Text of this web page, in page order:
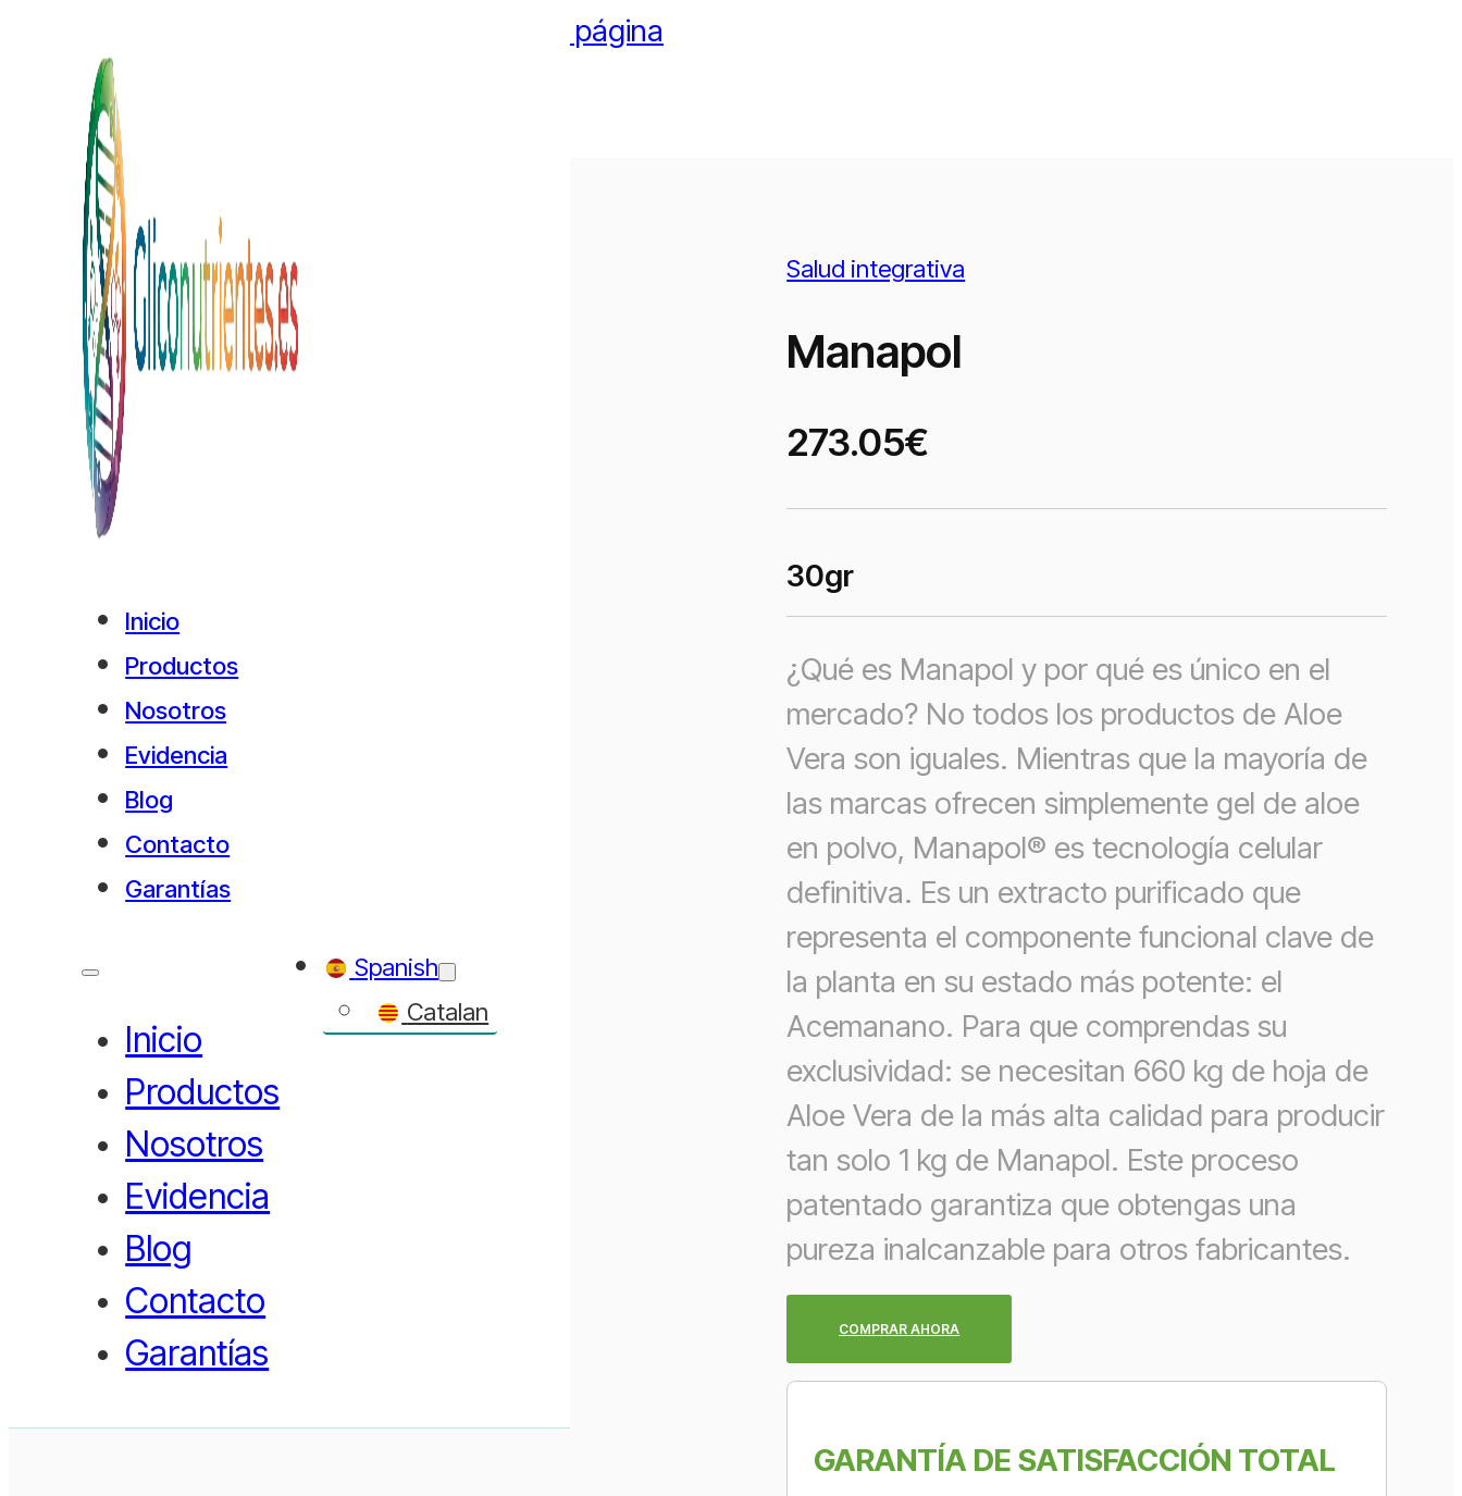
Saltar al pie de página
Inicio
Productos
Nosotros
Evidencia
Blog
Contacto
Garantías
Inicio
Productos
Nosotros
Evidencia
Blog
Contacto
Garantías
Spanish
Catalan
Salud integrativa
Manapol
273.05€
30gr
¿Qué es Manapol y por qué es único en el
mercado? No todos los productos de Aloe
Vera son iguales. Mientras que la mayoría de
las marcas ofrecen simplemente gel de aloe
en polvo, Manapol® es tecnología celular
definitiva. Es un extracto purificado que
representa el componente funcional clave de
la planta en su estado más potente: el
Acemanano. Para que comprendas su
exclusividad: se necesitan 660 kg de hoja de
Aloe Vera de la más alta calidad para producir
tan solo 1 kg de Manapol. Este proceso
patentado garantiza que obtengas una
pureza inalcanzable para otros fabricantes.
COMPRAR AHORA
GARANTÍA DE SATISFACCIÓN TOTAL